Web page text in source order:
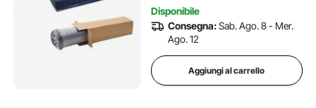
Cura e Assistenza
Domiciliare, 2030 x 914 x 153
mm
Disponibile
Consegna:Sab. Ago. 8 - Mer.
Ago. 12
Aggiungi al carrello